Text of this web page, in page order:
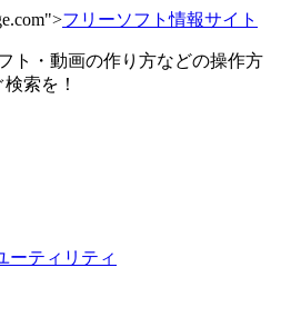
フリーソフト情報サイト
フト・動画の作り方などの操作方
索を！
ーティリティ